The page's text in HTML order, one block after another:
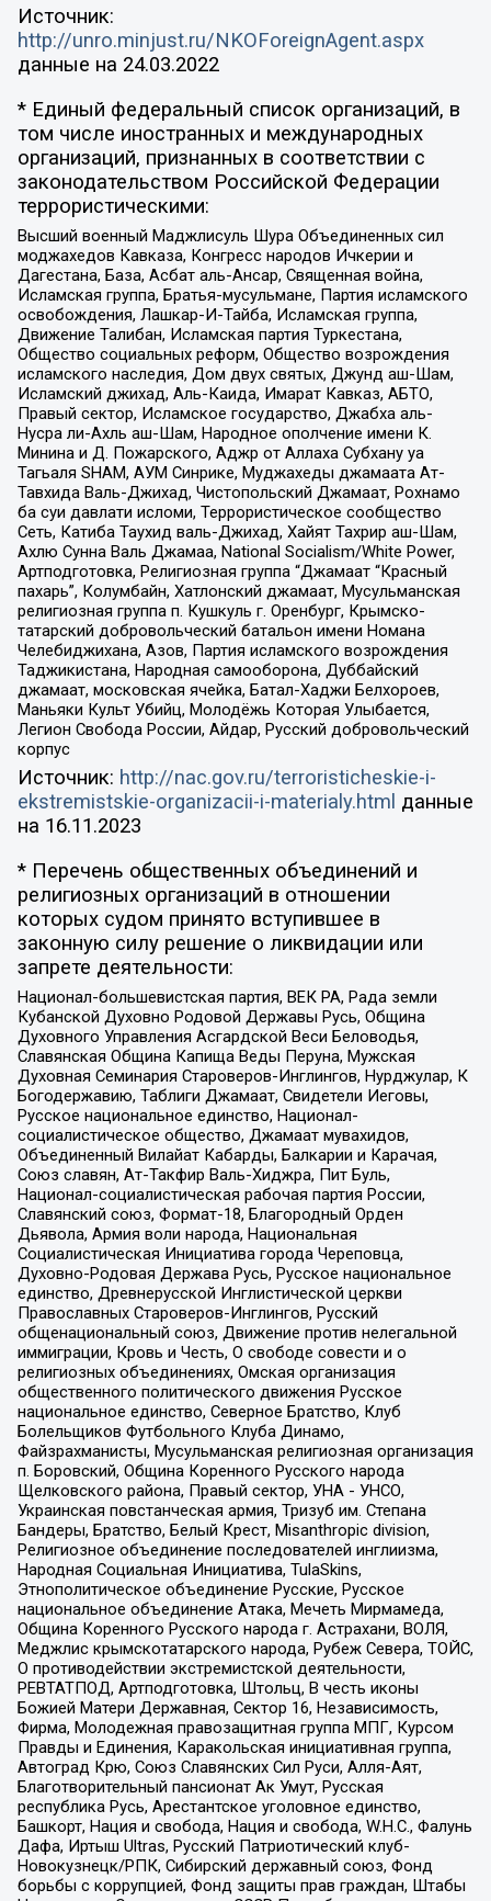
Источник:
http://unro.minjust.ru/NKOForeignAgent.aspx
данные на 24.03.2022
* Единый федеральный список организаций, в
том числе иностранных и международных
организаций, признанных в соответствии с
законодательством Российской Федерации
террористическими:
Высший военный Маджлисуль Шура Объединенных сил
моджахедов Кавказа, Конгресс народов Ичкерии и
Дагестана, База, Асбат аль-Ансар, Священная война,
Исламская группа, Братья-мусульмане, Партия исламского
освобождения, Лашкар-И-Тайба, Исламская группа,
Движение Талибан, Исламская партия Туркестана,
Общество социальных реформ, Общество возрождения
исламского наследия, Дом двух святых, Джунд аш-Шам,
Исламский джихад, Аль-Каида, Имарат Кавказ, АБТО,
Правый сектор, Исламское государство, Джабха аль-
Нусра ли-Ахль аш-Шам, Народное ополчение имени К.
Минина и Д. Пожарского, Аджр от Аллаха Субхану уа
Тагьаля SHAM, АУМ Синрике, Муджахеды джамаата Ат-
Тавхида Валь-Джихад, Чистопольский Джамаат, Рохнамо
ба суи давлати исломи, Террористическое сообщество
Сеть, Катиба Таухид валь-Джихад, Хайят Тахрир аш-Шам,
Ахлю Сунна Валь Джамаа, National Socialism/White Power,
Артподготовка, Религиозная группа “Джамаат “Красный
пахарь”, Колумбайн, Хатлонский джамаат, Мусульманская
религиозная группа п. Кушкуль г. Оренбург, Крымско-
татарский добровольческий батальон имени Номана
Челебиджихана, Азов, Партия исламского возрождения
Таджикистана, Народная самооборона, Дуббайский
джамаат, московская ячейка, Батал-Хаджи Белхороев,
Маньяки Культ Убийц, Молодёжь Которая Улыбается,
Легион Свобода России, Айдар, Русский добровольческий
корпус
Источник: http://nac.gov.ru/terroristicheskie-i-
ekstremistskie-organizacii-i-materialy.html данные
на 16.11.2023
* Перечень общественных объединений и
религиозных организаций в отношении
которых судом принято вступившее в
законную силу решение о ликвидации или
запрете деятельности:
Национал-большевистская партия, ВЕК РА, Рада земли
Кубанской Духовно Родовой Державы Русь, Община
Духовного Управления Асгардской Веси Беловодья,
Славянская Община Капища Веды Перуна, Мужская
Духовная Семинария Староверов-Инглингов, Нурджулар, К
Богодержавию, Таблиги Джамаат, Свидетели Иеговы,
Русское национальное единство, Национал-
социалистическое общество, Джамаат мувахидов,
Объединенный Вилайат Кабарды, Балкарии и Карачая,
Союз славян, Ат-Такфир Валь-Хиджра, Пит Буль,
Национал-социалистическая рабочая партия России,
Славянский союз, Формат-18, Благородный Орден
Дьявола, Армия воли народа, Национальная
Социалистическая Инициатива города Череповца,
Духовно-Родовая Держава Русь, Русское национальное
единство, Древнерусской Инглистической церкви
Православных Староверов-Инглингов, Русский
общенациональный союз, Движение против нелегальной
иммиграции, Кровь и Честь, О свободе совести и о
религиозных объединениях, Омская организация
общественного политического движения Русское
национальное единство, Северное Братство, Клуб
Болельщиков Футбольного Клуба Динамо,
Файзрахманисты, Мусульманская религиозная организация
п. Боровский, Община Коренного Русского народа
Щелковского района, Правый сектор, УНА - УНСО,
Украинская повстанческая армия, Тризуб им. Степана
Бандеры, Братство, Белый Крест, Misanthropic division,
Религиозное объединение последователей инглиизма,
Народная Социальная Инициатива, TulaSkins,
Этнополитическое объединение Русские, Русское
национальное объединение Атака, Мечеть Мирмамеда,
Община Коренного Русского народа г. Астрахани, ВОЛЯ,
Меджлис крымскотатарского народа, Рубеж Севера, ТОЙС,
О противодействии экстремистской деятельности,
РЕВТАТПОД, Артподготовка, Штольц, В честь иконы
Божией Матери Державная, Сектор 16, Независимость,
Фирма, Молодежная правозащитная группа МПГ, Курсом
Правды и Единения, Каракольская инициативная группа,
Автоград Крю, Союз Славянских Сил Руси, Алля-Аят,
Благотворительный пансионат Ак Умут, Русская
республика Русь, Арестантское уголовное единство,
Башкорт, Нация и свобода, Нация и свобода, W.H.С., Фалунь
Дафа, Иртыш Ultras, Русский Патриотический клуб-
Новокузнецк/РПК, Сибирский державный союз, Фонд
борьбы с коррупцией, Фонд защиты прав граждан, Штабы